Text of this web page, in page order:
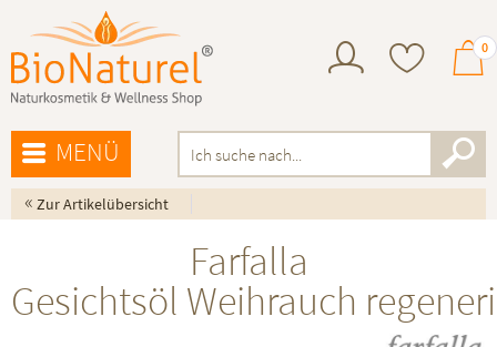
0
MENÜ
« Zur Artikelübersicht
Farfalla
Gesichtsöl Weihrauch